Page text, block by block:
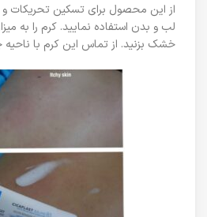
از این محصول برای تسکین تحریکات
لب و بدن استفاده نمایید. کرم را به
خشک بزنید. از تماس این کرم با